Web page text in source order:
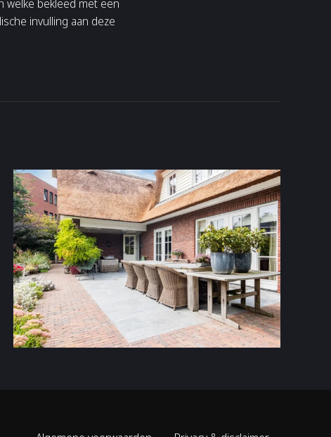
welke bekleed met een
invulling aan deze